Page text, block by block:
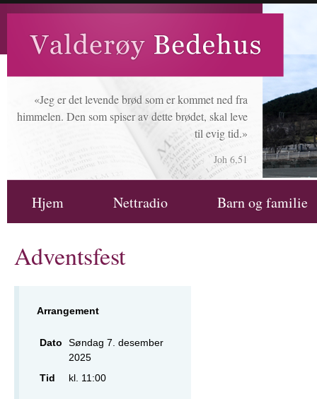
«Jeg er det levende brød som er kommet ned fra
himmelen. Den som spiser av dette brødet, skal leve
til evig tid.»
Joh 6,51
Hjem Nettradio Barn og familie
Adventsfest
Arrangement
Dato
Søndag 7. desember
2025
Tid
kl. 11:00